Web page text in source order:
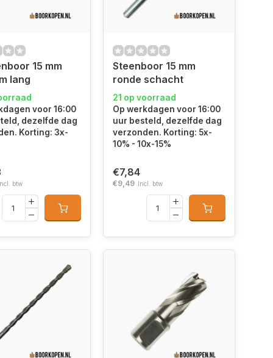
15 mm
lang
voor 16:00
dezelfde dag
Korting: 3x-
btw
Steenboor 15 mm
ronde schacht
21 op voorraad
Op werkdagen voor 16:00
uur besteld, dezelfde dag
verzonden. Korting: 5x-
10% - 10x-15%
€7,84
€9,49 Incl. btw